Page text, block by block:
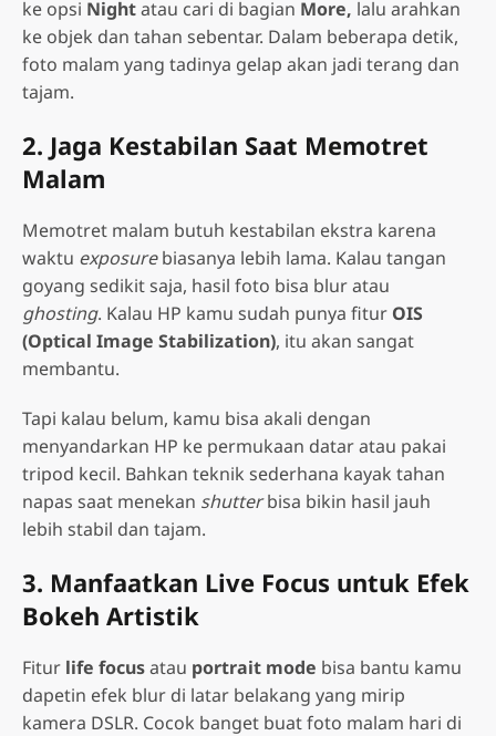
ke opsi Nightatau cari di bagian More, lalu arahkan
ke objek dan tahan sebentar. Dalam beberapa detik,
foto malam yang tadinya gelap akan jadi terang dan
tajam.
2. Jaga Kestabilan Saat Memotret
Malam
Memotret malam butuh kestabilan ekstra karena
waktu exposurebiasanya lebih lama. Kalau tangan
goyang sedikit saja, hasil foto bisa blur atau
ghosting. Kalau HP kamu sudah punya fitur OIS
(Optical Image Stabilization), itu akan sangat
membantu.
Tapi kalau belum, kamu bisa akali dengan
menyandarkan HP ke permukaan datar atau pakai
tripod kecil. Bahkan teknik sederhana kayak tahan
napas saat menekan shutterbisa bikin hasil jauh
lebih stabil dan tajam.
3. Manfaatkan Live Focus untuk Efek
Bokeh Artistik
Fitur life focusatau portrait mode bisa bantu kamu
dapetin efek blur di latar belakang yang mirip
kamera DSLR. Cocok banget buat foto malam hari di